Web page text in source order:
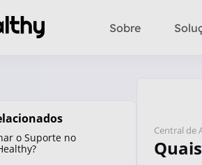
Sobre
o Suporte no
Central de